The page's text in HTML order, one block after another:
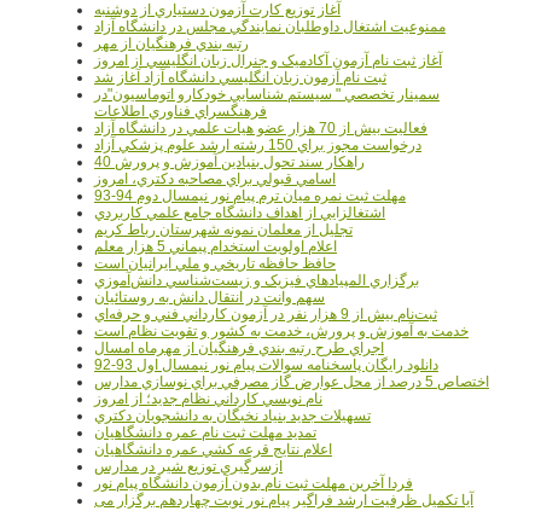
آغاز توزيع کارت آزمون دستياري از دوشنبه
ممنوعيت اشتغال داوطلبان نمايندگي مجلس در دانشگاه آزاد
رتبه بندي فرهنگيان از مهر
آغاز ثبت نام آزمون آکادميک و جنرال زبان انگليسي از امروز
ثبت نام آزمون زبان انگليسي دانشگاه آزاد آغاز شد
سمينار تخصصي " سيستم شناسايي خودکارو اتوماسيون"در
فرهنگسراي فناوري اطلاعات
فعاليت بيش از 70 هزار عضو هيات علمي در دانشگاه آزاد
درخواست مجوز براي 150 رشته ارشد علوم پزشکي آزاد
40 راهکار سند تحول بنيادين آموزش و پرورش
اسامي قبولي براي مصاحبه دکتري، امروز
مهلت ثبت نمره میان ترم پیام نور نیمسال دوم 94-93
اشتغالزايي از اهداف دانشگاه جامع علمي کاربردي
تجليل از معلمان نمونه شهرستان رباط کريم
اعلام اولويت استخدام پيماني 5 هزار معلم
حافظ حافظه تاريخي و ملي ايرانيان است
برگزاري المپيادهاي فيزيک و زيست‌شناسي دانش‌آموزي
سهم وانت در انتقال دانش به روستائيان
ثبت‌نام بيش از 9 هزار نفر در آزمون کارداني فني و حرفه‌اي
خدمت به آموزش و پرورش، خدمت به کشور و تقويت نظام است
اجراي طرح رتبه بندي فرهنگيان از مهرماه امسال
دانلود رایگان پاسخنامه سوالات پیام نور نیمسال اول 93-92
اختصاص 5 درصد از محل عوارض گاز مصرفي براي نوسازي مدارس
نام نويسي کارداني نظام جديد؛ از امروز
تسهيلات جديد بنياد نخبگان به دانشجويان دکتري
تمديد مهلت ثبت نام عمره دانشگاهيان
اعلام نتايج قرعه کشي عمره دانشگاهيان
ازسرگيري توزيع شير در مدارس
فردا آخرین مهلت ثبت نام بدون آزمون دانشگاه پیام نور
آیا تکمیل ظرفیت ارشد فراگیر پیام نور نوبت چهاردهم برگزار می